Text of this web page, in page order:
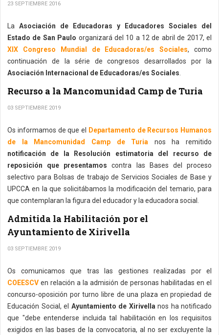
23 SEPTIEMBRE 2016
La Asociación de Educadoras y Educadores Sociales del
Estado de San Paulo organizará del 10 a 12 de abril de 2017, el
XIX Congreso Mundial de Educadoras/es Sociales, como
continuación de la série de congresos desarrollados por la
Asociación Internacional de Educadoras/es Sociales
Recurso a la Mancomunidad Camp de Turia
03 SEPTIEMBRE 2019
Os informamos de que el
Departamento de Recursos Humanos
de la Mancomunidad Camp de Turia nos ha remitido
notificación de la Resolución estimatoria del recurso de
reposición que presentamos contra las Bases del proceso
selectivo para Bolsas de trabajo de Servicios Sociales de Base y
UPCCA en la que solicitábamos la modificación del temario, para
que contemplaran la figura del educador y la educadora social.
Admitida la Habilitación por el
Ayuntamiento de Xirivella
03 SEPTIEMBRE 2019
Os comunicamos que tras las gestiones realizadas por el
COEESCV en relación a la admisión de personas habilitadas en el
concurso-oposición por turno libre de una plaza en propiedad de
Educación Social, el Ayuntamiento de Xirivella nos ha notificado
que "debe entenderse incluida tal habilitación en los requisitos
exigidos en las bases de la convocatoria, al no ser excluyente la